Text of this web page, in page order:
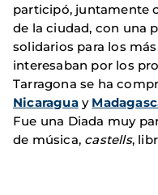
participó, juntamente
de la ciudad, con una
solidarios para los
interesaban por los
Tarragona se ha
Nicaraguay
Fue una Diada muy
de música, castells,